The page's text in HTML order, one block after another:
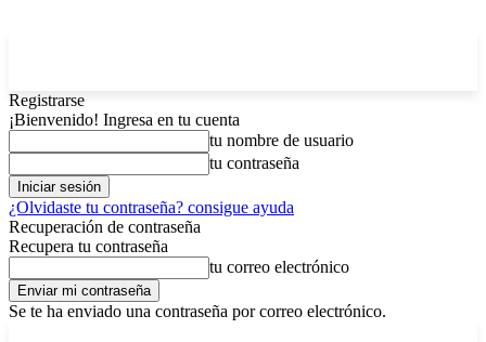
Registrarse
¡Bienvenido! Ingresa en tu cuenta
tu nombre de usuario
tu contraseña
¿Olvidaste tu contraseña? consigue ayuda
Recuperación de contraseña
Recupera tu contraseña
tu correo electrónico
Se te ha enviado una contraseña por correo electrónico.